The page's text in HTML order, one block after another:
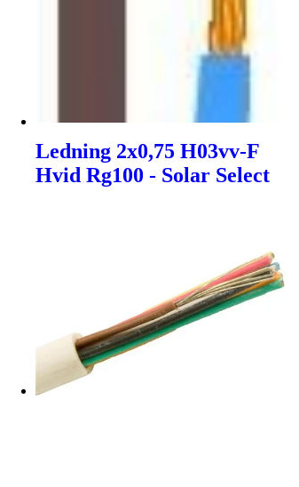
Ledning 2x0,75 H03vv-F
Hvid Rg100 - Solar Select